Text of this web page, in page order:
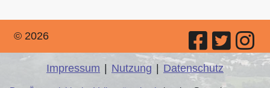
Forum
© 2026
Impressum | Nutzung | Datenschutz